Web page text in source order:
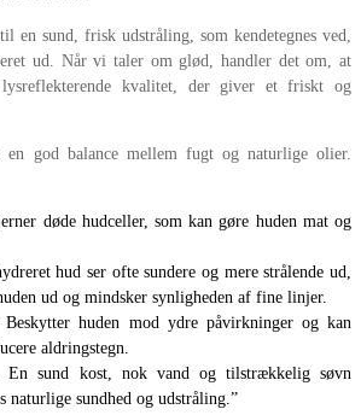
en sund, frisk udstråling, som kendetegnes ved,
ud. Når vi taler om glød, handler det om, at
kvalitet, der giver et friskt og
god balance mellem fugt og naturlige olier.
døde hudceller, som kan gøre huden mat og
hud ser ofte sundere og mere strålende ud,
ud og mindsker synligheden af fine linjer.
Beskytter huden mod ydre påvirkninger og kan
aldringstegn.
En sund kost, nok vand og tilstrækkelig søvn
naturlige sundhed og udstråling.”